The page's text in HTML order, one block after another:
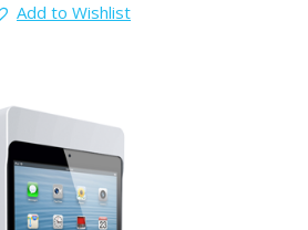
Add to Wishlist